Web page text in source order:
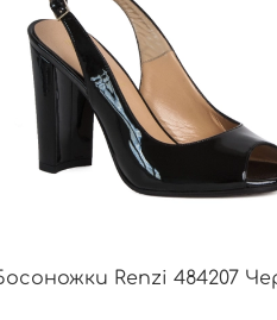
Renzi 484207